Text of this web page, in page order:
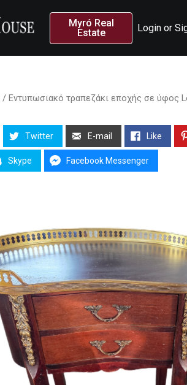
Myró Real
Estate
Login or
/ Εντυπωσιακό τραπεζάκι εποχής σε ύφος
Twitter E-mail Like
Skype Facebook Messenger